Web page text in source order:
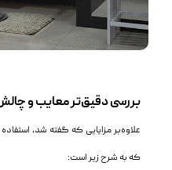
بررسی دقیق‌تر معایب و
علاوه‌بر مزایایی که گفته شد،
که به شرح زیر است: